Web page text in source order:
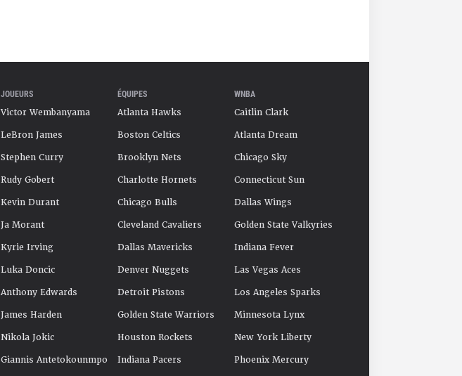
JOUEURS
Victor Wembanyama
LeBron James
Stephen Curry
Rudy Gobert
Kevin Durant
Ja Morant
Kyrie Irving
Luka Doncic
Anthony Edwards
James Harden
Nikola Jokic
Giannis Antetokounmpo
ÉQUIPES
Atlanta Hawks
Boston Celtics
Brooklyn Nets
Charlotte Hornets
Chicago Bulls
Cleveland Cavaliers
Dallas Mavericks
Denver Nuggets
Detroit Pistons
Golden State Warriors
Houston Rockets
Indiana Pacers
WNBA
Caitlin Clark
Atlanta Dream
Chicago Sky
Connecticut Sun
Dallas Wings
Golden State Valkyries
Indiana Fever
Las Vegas Aces
Los Angeles Sparks
Minnesota Lynx
New York Liberty
Phoenix Mercury